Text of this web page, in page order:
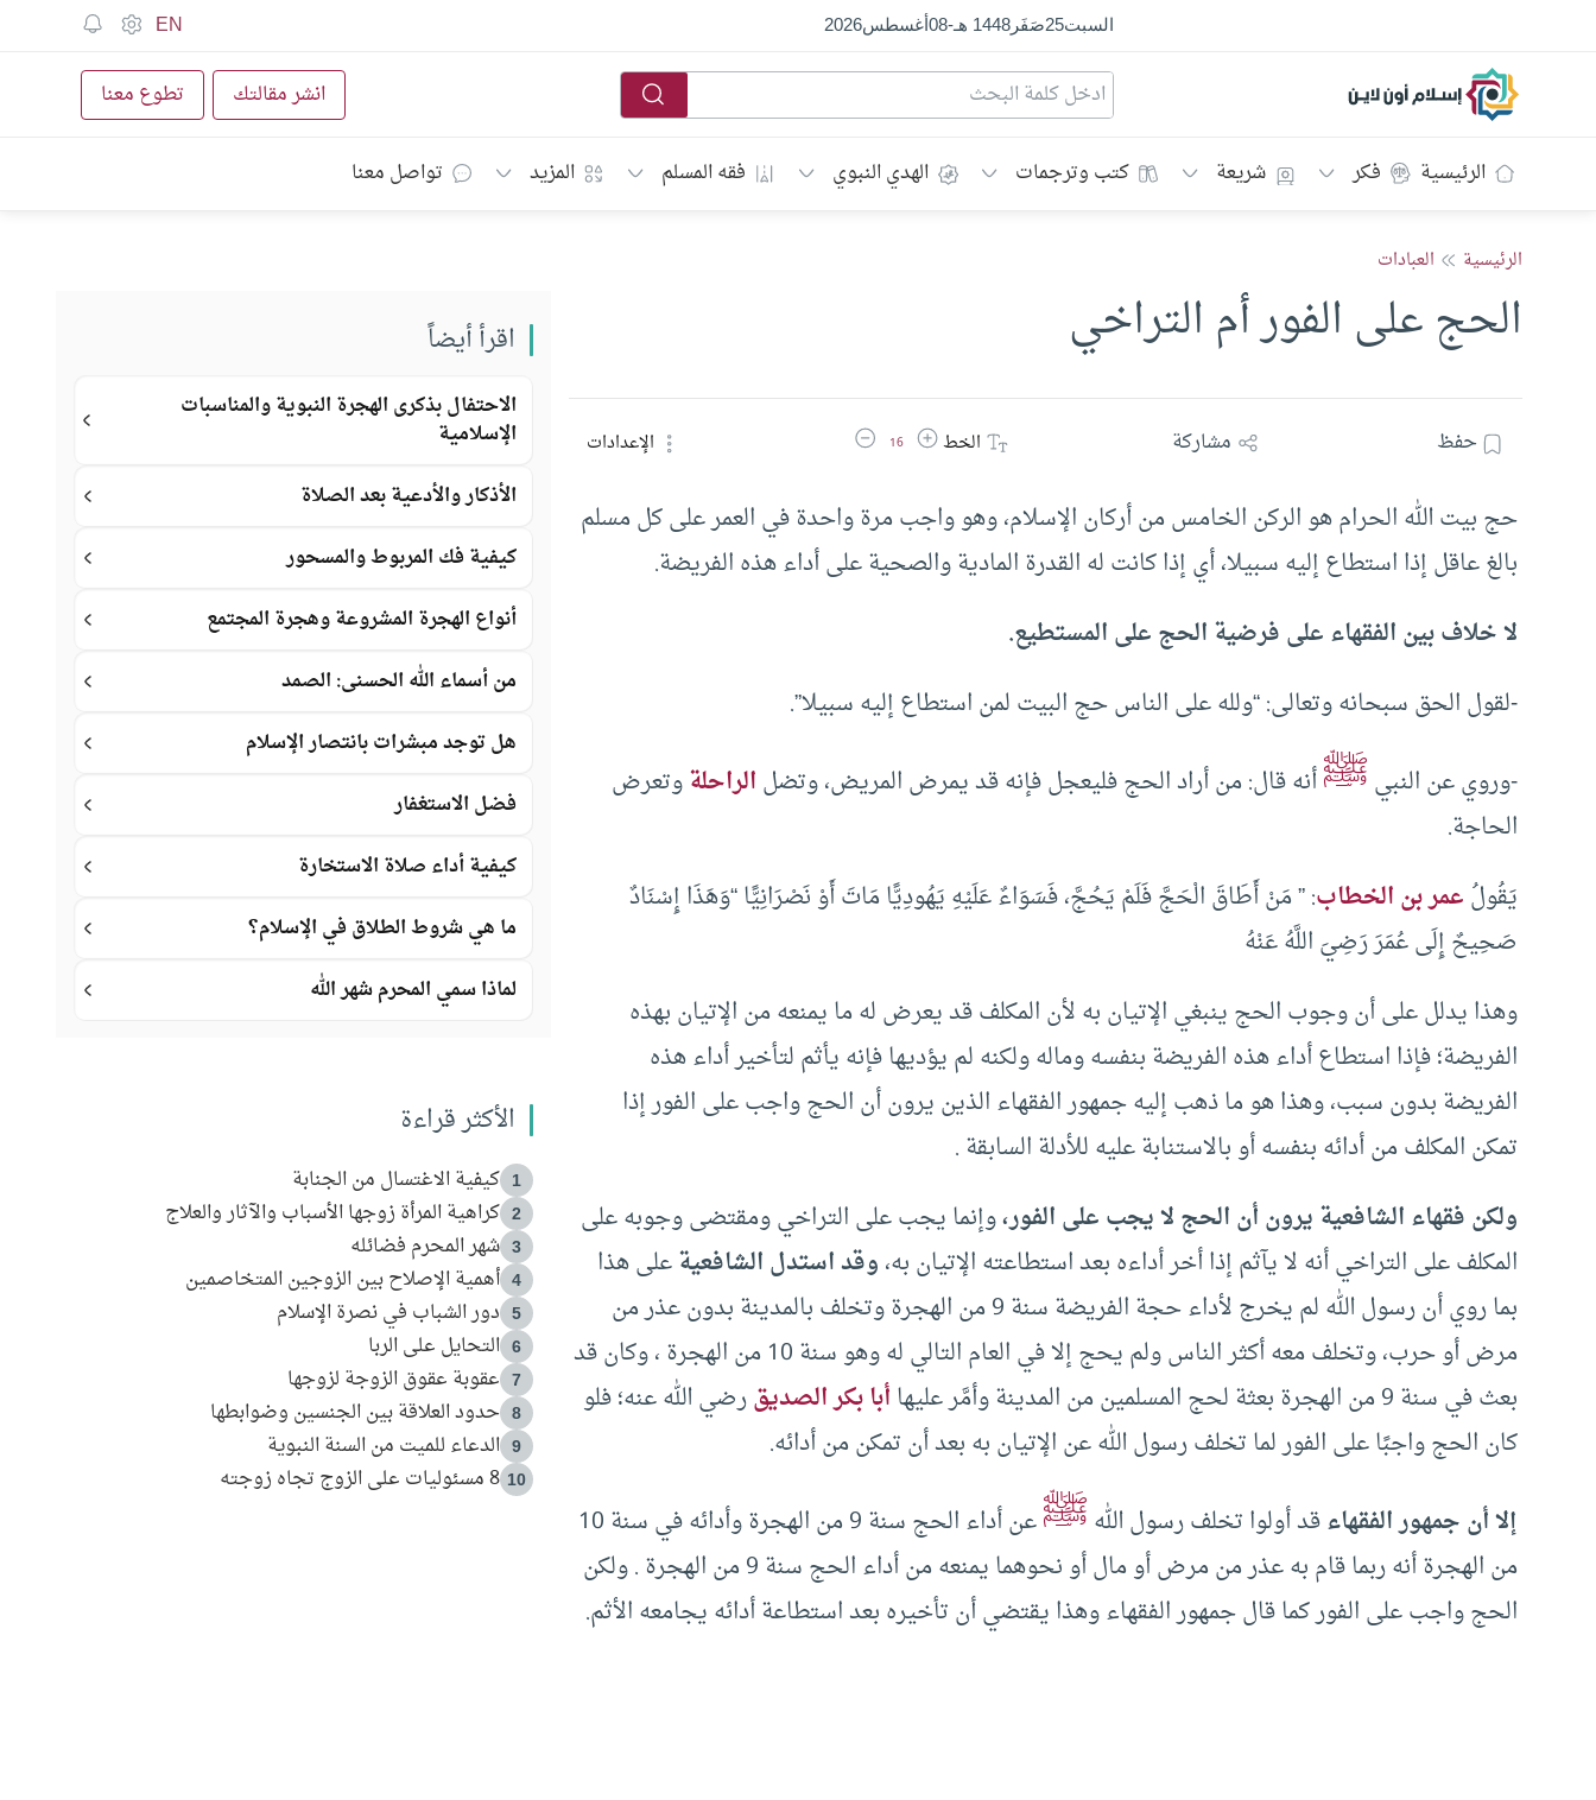
السبت25صَفَر1448 هـ -
08أغسطس2026
EN
إسلام أون لاين انشر مقالتك تطوع معنا
الرئيسية فكر شريعة كتب وترجمات الهدي النبوي فقه المسلم المزيد تواصل معنا
الرئيسية العبادات
الحج على الفور أم التراخي
حفظ مشاركة الخطزيادة حجم الخط
16 تقليل حجم الخط الإعدادات
حج بيت الله الحرام هو الركن الخامس من أركان الإسلام، وهو واجب مرة واحدة في العمر على كل مسلم
بالغ عاقل إذا استطاع إليه سبيلا، أي إذا كانت له القدرة المادية والصحية على أداء هذه الفريضة.
لا خلاف بين الفقهاء على فرضية الحج على المستطيع.
-لقول الحق سبحانه وتعالى: “ولله على الناس حج البيت لمن استطاع إليه سبيلا”.
-وروي عن النبيﷺأنه قال: من أراد الحج فليعجل فإنه قد يمرض المريض، وتضلالراحلةوتعرض
الحاجة.
يَقُولُعمر بن الخطاب: ” مَنْ أَطَاقَ الْحَجَّ فَلَمْ يَحُجَّ، فَسَوَاءٌ عَلَيْهِ يَهُودِيًّا مَاتَ أَوْ نَصْرَانِيًّا “وَهَذَا إِسْنَادٌ
صَحِيحٌ إِلَى عُمَرَ رَضِيَ اللَّهُ عَنْهُ
وهذا يدلل على أن وجوب الحج ينبغي الإتيان به لأن المكلف قد يعرض له ما يمنعه من الإتيان بهذه
الفريضة؛ فإذا استطاع أداء هذه الفريضة بنفسه وماله ولكنه لم يؤديها فإنه يأثم لتأخير أداء هذه
الفريضة بدون سبب، وهذا هو ما ذهب إليه جمهور الفقهاء الذين يرون أن الحج واجب على الفور إذا
تمكن المكلف من أدائه بنفسه أو بالاستنابة عليه للأدلة السابقة .
ولكن فقهاء الشافعية يرون أن الحج لا يجب على الفور،وإنما يجب على التراخي ومقتضى وجوبه على
المكلف على التراخي أنه لا يآثم إذا أخر أداءه بعد استطاعته الإتيان به،وقد استدل الشافعيةعلى هذا
بما روي أن رسول الله لم يخرج لأداء حجة الفريضة سنة 9 من الهجرة وتخلف بالمدينة بدون عذر من
مرض أو حرب، وتخلف معه أكثر الناس ولم يحج إلا في العام التالي له وهو سنة 10 من الهجرة ، وكان قد
بعث في سنة 9 من الهجرة بعثة لحج المسلمين من المدينة وأمَّر عليها
أبا بكر الصديقرضي الله عنه؛ فلو
كان الحج واجبًا على الفور لما تخلف رسول الله عن الإتيان به بعد أن تمكن من أدائه.
إلا أن جمهور الفقهاءقد أولوا تخلف رسول اللهﷺ
عن أداء الحج سنة 9 من الهجرة وأدائه في سنة 10
من الهجرة أنه ربما قام به عذر من مرض أو مال أو نحوهما يمنعه من أداء الحج سنة 9 من الهجرة . ولكن
الحج واجب على الفور كما قال جمهور الفقهاء وهذا يقتضي أن تأخيره بعد استطاعة أدائه يجامعه الأثم.
اقرأ أيضاً
الاحتفال بذكرى الهجرة النبوية والمناسبات
الإسلامية
الأذكار والأدعية بعد الصلاة
كيفية فك المربوط والمسحور
أنواع الهجرة المشروعة وهجرة المجتمع
من أسماء الله الحسنى: الصمد
هل توجد مبشرات بانتصار الإسلام
فضل الاستغفار
كيفية أداء صلاة الاستخارة
ما هي شروط الطلاق في الإسلام؟
لماذا سمي المحرم شهر الله
الأكثر قراءة
1 كيفية الاغتسال من الجنابة
2 كراهية المرأة زوجها الأسباب والآثار والعلاج
3 شهر المحرم فضائله
4 أهمية الإصلاح بين الزوجين المتخاصمين
5 دور الشباب في نصرة الإسلام
6 التحايل على الربا
7 عقوبة عقوق الزوجة لزوجها
8 حدود العلاقة بين الجنسين وضوابطها
9 الدعاء للميت من السنة النبوية
10 8 مسئوليات على الزوج تجاه زوجته